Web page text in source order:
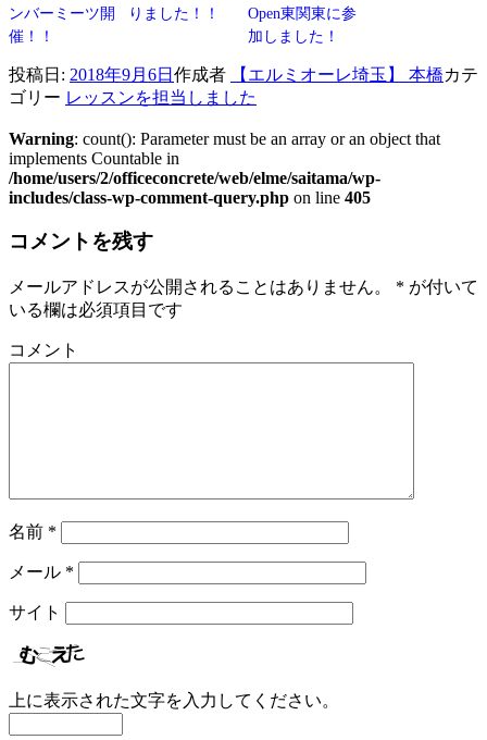
ンバーミーツ開
催！！
りました！！
Open東関東に参
加しました！
投稿日: 2018年9月6日 作成者 【エルミオーレ埼玉】 本橋カテ
ゴリー レッスンを担当しました
Warning: count(): Parameter must be an array or an object that
implements Countable in
/home/users/2/officeconcrete/web/elme/saitama/wp-
includes/class-wp-comment-query.php on line 405
コメントを残す
メールアドレスが公開されることはありません。 * が付いて
いる欄は必須項目です
コメント
名前 *
メール *
サイト
上に表示された文字を入力してください。